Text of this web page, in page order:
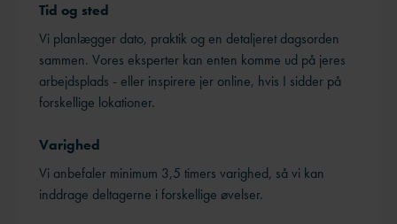
Tid og sted
Vi planlægger dato, praktik og en detaljeret dagsorden
sammen. Vores eksperter kan enten komme ud på jeres
arbejdsplads - eller inspirere jer online, hvis I sidder på
forskellige lokationer.
Varighed
Vi anbefaler minimum 3,5 timers varighed, så vi kan
inddrage deltagerne i forskellige øvelser.